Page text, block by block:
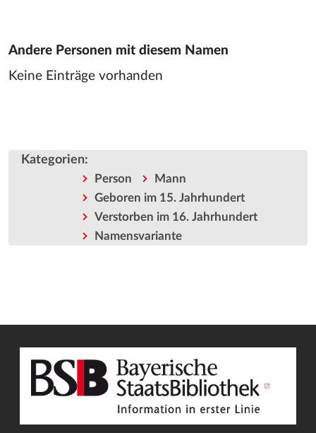
Andere Personen mit diesem Namen
Keine Einträge vorhanden
Kategorien:
Person
Mann
Geboren im 15. Jahrhundert
Verstorben im 16. Jahrhundert
Namensvariante